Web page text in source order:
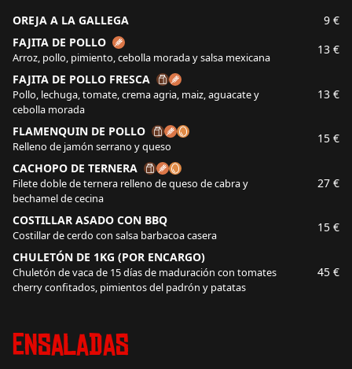
OREJA A LA GALLEGA
9 €
FAJITA DE POLLO
Arroz, pollo, pimiento, cebolla morada y salsa mexicana
13 €
FAJITA DE POLLO FRESCA
Pollo, lechuga, tomate, crema agria, maiz, aguacate y
cebolla morada
13 €
FLAMENQUIN DE POLLO
Relleno de jamón serrano y queso
15 €
CACHOPO DE TERNERA
Filete doble de ternera relleno de queso de cabra y
bechamel de cecina
27 €
COSTILLAR ASADO CON BBQ
Costillar de cerdo con salsa barbacoa casera
15 €
CHULETÓN DE 1KG (POR ENCARGO)
Chuletón de vaca de 15 días de maduración con tomates
cherry confitados, pimientos del padrón y patatas
45 €
Ensaladas